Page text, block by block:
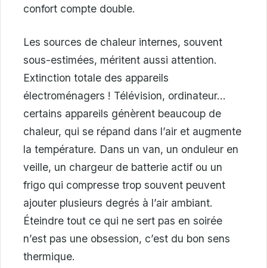
confort compte double.
Les sources de chaleur internes, souvent
sous-estimées, méritent aussi attention.
Extinction totale des appareils
électroménagers ! Télévision, ordinateur…
certains appareils génèrent beaucoup de
chaleur, qui se répand dans l’air et augmente
la température. Dans un van, un onduleur en
veille, un chargeur de batterie actif ou un
frigo qui compresse trop souvent peuvent
ajouter plusieurs degrés à l’air ambiant.
Éteindre tout ce qui ne sert pas en soirée
n’est pas une obsession, c’est du bon sens
thermique.